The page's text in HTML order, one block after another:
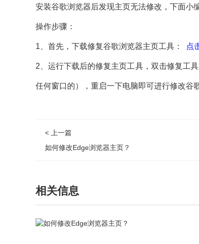
安装谷歌浏览器后发现主页无法修改，下面小
操作步骤：
1、首先，下载修复谷歌浏览器主页工具： 点
2、运行下载后的修复主页工具，双击修复工
任何窗口的），重启一下电脑即可进行修改谷
< 上一篇
如何修改Edge浏览器主页？
相关信息